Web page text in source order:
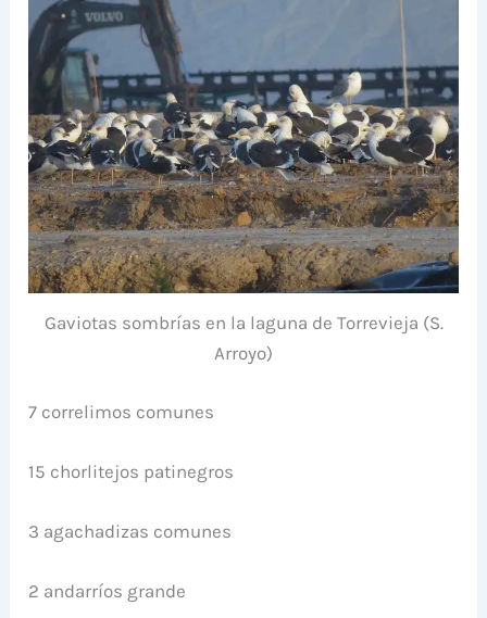
Gaviotas sombrías en la laguna de Torrevieja (S.
Arroyo)
7 correlimos comunes
15 chorlitejos patinegros
3 agachadizas comunes
2 andarríos grande